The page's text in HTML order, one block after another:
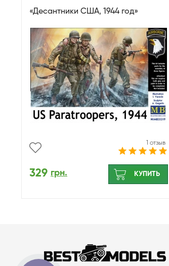
«Десантники США, 1944 год»
1 отзыв
329 грн. КУПИТЬ